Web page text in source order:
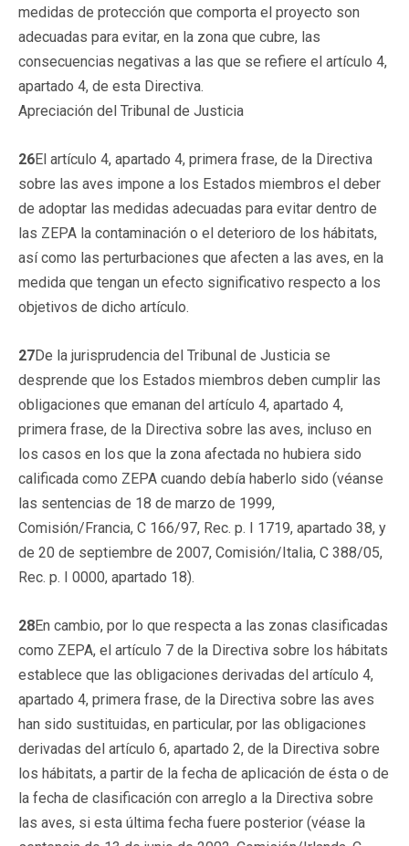
medidas de protección que comporta el proyecto son
adecuadas para evitar, en la zona que cubre, las
consecuencias negativas a las que se refiere el artículo 4,
apartado 4, de esta Directiva.
Apreciación del Tribunal de Justicia
26El artículo 4, apartado 4, primera frase, de la Directiva
sobre las aves impone a los Estados miembros el deber
de adoptar las medidas adecuadas para evitar dentro de
las ZEPA la contaminación o el deterioro de los hábitats,
así como las perturbaciones que afecten a las aves, en la
medida que tengan un efecto significativo respecto a los
objetivos de dicho artículo.
27De la jurisprudencia del Tribunal de Justicia se
desprende que los Estados miembros deben cumplir las
obligaciones que emanan del artículo 4, apartado 4,
primera frase, de la Directiva sobre las aves, incluso en
los casos en los que la zona afectada no hubiera sido
calificada como ZEPA cuando debía haberlo sido (véanse
las sentencias de 18 de marzo de 1999,
Comisión/Francia, C 166/97, Rec. p. I 1719, apartado 38, y
de 20 de septiembre de 2007, Comisión/Italia, C 388/05,
Rec. p. I 0000, apartado 18).
28En cambio, por lo que respecta a las zonas clasificadas
como ZEPA, el artículo 7 de la Directiva sobre los hábitats
establece que las obligaciones derivadas del artículo 4,
apartado 4, primera frase, de la Directiva sobre las aves
han sido sustituidas, en particular, por las obligaciones
derivadas del artículo 6, apartado 2, de la Directiva sobre
los hábitats, a partir de la fecha de aplicación de ésta o de
la fecha de clasificación con arreglo a la Directiva sobre
las aves, si esta última fecha fuere posterior (véase la